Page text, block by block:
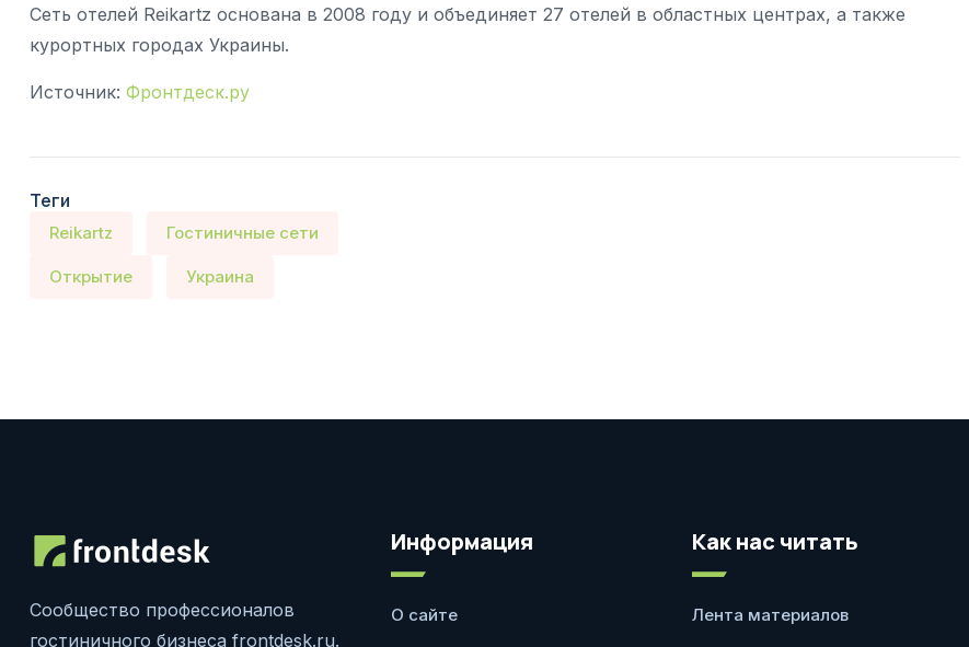
Сеть отелей Reikartz основана в 2008 году и объединяет 27 отелей в областных центрах, а также
курортных городах Украины.
Источник: Фронтдеск.ру
Теги
Reikartz Гостиничные сети
Открытие Украина
Сообщество профессионалов
гостиничного бизнеса frontdesk.ru.
Информация
О сайте
Как нас читать
Лента материалов